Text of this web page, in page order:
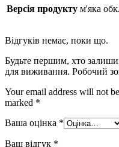
Версія продукту м'яка
Відгуків немає, поки що.
Будьте першим, хто
для виживання. Робочий
Your email address will not
marked *
Ваша оцінка *
Ваш відгук *